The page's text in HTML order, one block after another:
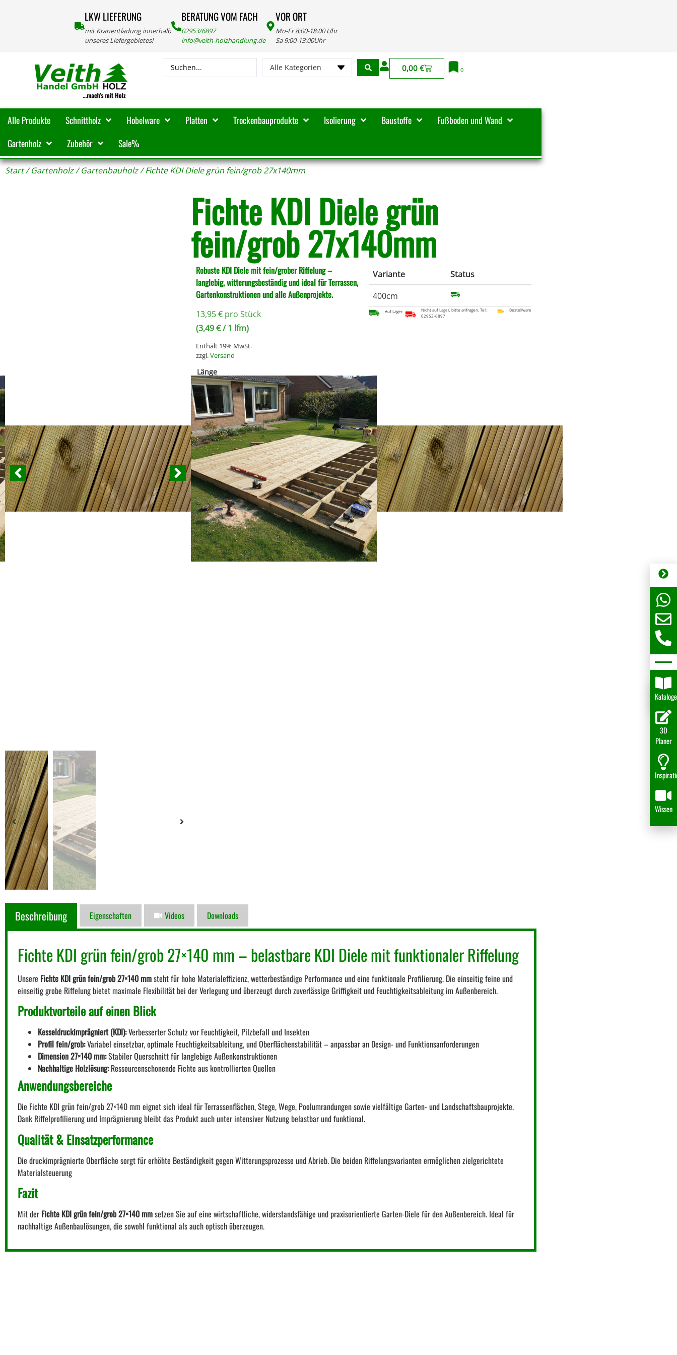
LKW LIEFERUNG
mit Kranentladung innerhalb
unseres Liefergebietes!
BERATUNG VOM FACH
02953/6897
info@veith-holzhandlung.de
VOR ORT
Mo-Fr 8:00-18:00 Uhr
Sa 9:00-13:00Uhr
Alle Kategorien 0,00 € 0
Alle Produkte Schnittholz Hobelware Platten Trockenbauprodukte Isolierung Baustoffe
Fußboden und Wand
Gartenholz
Zubehör Sale%
Start/Gartenholz/Gartenbauholz/ Fichte KDI Diele grün fein/grob 27x140mm
Fichte KDI Diele grün
fein/grob 27x140mm
Robuste KDI Diele mit fein/grober Riffelung –
langlebig, witterungsbeständig und ideal für Terrassen,
Gartenkonstruktionen und alle Außenprojekte.
13,95€ pro Stück
(3,49€/ 1 lfm)
Enthält 19% MwSt.
zzgl.Versand
Länge
400cm
IN DEN WARENKORB
Variante
Status
400cm
Auf Lager
Nicht auf Lager, bitte anfragen. Tel:
02953-6897
Bestellware
Projektpreis anfragen*
*Bei größeren Mengen erstellen wir Dir gerne ein individuelles Angebot zu attraktiven Konditionen.
Beschreibung Eigenschaften Videos Downloads
Fichte KDI grün fein/grob 27×140 mm – belastbare KDI Diele mit funktionaler Riffelung
Unsere Fichte KDI grün fein/grob 27×140 mmsteht für hohe Materialeffizienz, wetterbeständige Performance und eine funktionale Profilierung. Die einseitig feine und
einseitig grobe Riffelung bietet maximale Flexibilität bei der Verlegung und überzeugt durch zuverlässige Griffigkeit und Feuchtigkeitsableitung im Außenbereich.
Produktvorteile auf einen Blick
Kesseldruckimprägniert (KDI):Verbesserter Schutz vor Feuchtigkeit, Pilzbefall und Insekten
Profil fein/grob:Variabel einsetzbar, optimale Feuchtigkeitsableitung, und Oberflächenstabilität – anpassbar an Design- und Funktionsanforderungen
Dimension 27×140 mm:Stabiler Querschnitt für langlebige Außenkonstruktionen
Nachhaltige Holzlösung:Ressourcenschonende Fichte aus kontrollierten Quellen
Anwendungsbereiche
Die Fichte KDI grün fein/grob 27×140 mm eignet sich ideal für Terrassenflächen, Stege, Wege, Poolumrandungen sowie vielfältige Garten- und Landschaftsbauprojekte.
Dank Riffelprofilierung und Imprägnierung bleibt das Produkt auch unter intensiver Nutzung belastbar und funktional.
Qualität & Einsatzperformance
Die druckimprägnierte Oberfläche sorgt für erhöhte Beständigkeit gegen Witterungsprozesse und Abrieb. Die beiden Riffelungsvarianten ermöglichen zielgerichtete
Materialsteuerung
Fazit
Mit der Fichte KDI grün fein/grob 27×140 mmsetzen Sie auf eine wirtschaftliche, widerstandsfähige und praxisorientierte Garten-Diele für den Außenbereich. Ideal für
nachhaltige Außenbaulösungen, die sowohl funktional als auch optisch überzeugen.
Kataloge
3D
Planer
Wissen